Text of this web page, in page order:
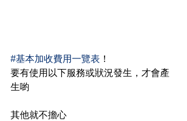
#基本加收費用一覽表 ！
要有使用以下服務或狀況發生，才會產
生喲
其他就不擔心